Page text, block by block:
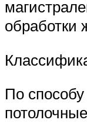
обработки
По